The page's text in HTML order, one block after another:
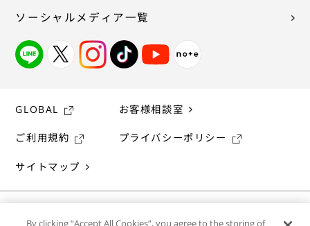
ソーシャルメディア一覧
GLOBAL お客様相談室
ご利用規約 プライバシーポリシー
サイトマップ
By clicking “Accept All Cookies”, you agree to the storing of